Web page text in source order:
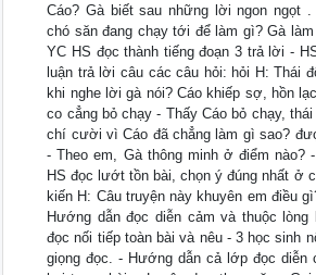
Cáo? Gà biết sau những lời ngon ngọt
chó săn đang chạy tới để làm gì? Gà
YC HS đọc thành tiếng đoạn 3 trả lời -
luận trả lời câu các câu hỏi: hỏi H: Thái
khi nghe lời gà nói? Cáo khiếp sợ, hồn
co cẳng bỏ chạy - Thấy Cáo bỏ chạy,
chí cười vì Cáo đã chẳng làm gì sao?
- Theo em, Gà thông minh ở điểm
HS đọc lướt tồn bài, chọn ý đúng nhất ở
kiến H: Câu truyện này khuyên em điều
Hướng dẫn đọc diễn cảm và thuộc
đọc nối tiếp toàn bài và nêu - 3 học sinh
giọng đọc. - Hướng dẫn cả lớp đọc diễn